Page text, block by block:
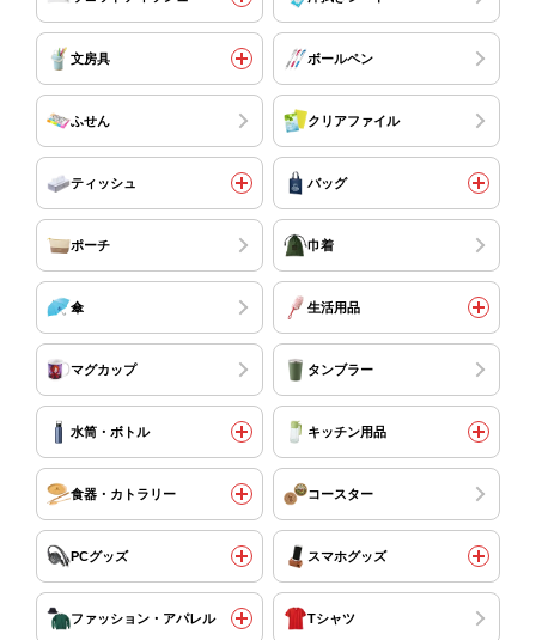
文房具 ボールペン
ふせん クリアファイル
ティッシュ バッグ
ポーチ 巾着
傘 生活用品
マグカップ タンブラー
水筒・ボトル キッチン用品
食器・カトラリー コースター
PCグッズ スマホグッズ
ファッション・アパレル Tシャツ